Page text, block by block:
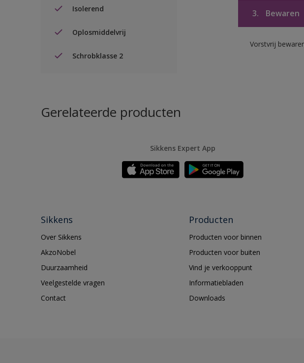
Isolerend
Oplosmiddelvrij
Schrobklasse 2
3. Bewaren
Vorstvrij
Gerelateerde producten
Sikkens Expert App
Sikkens
Over Sikkens
AkzoNobel
Duurzaamheid
Veelgestelde vragen
Contact
Producten
Producten voor binnen
Producten voor buiten
Vind je verkooppunt
Informatiebladen
Downloads